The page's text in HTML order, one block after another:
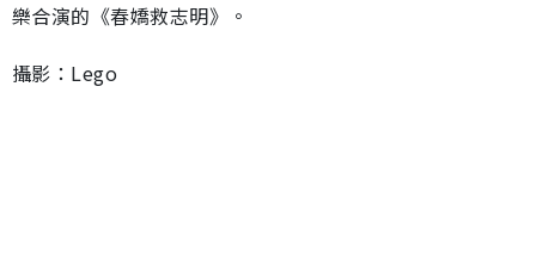
樂合演的《春嬌救志明》。
攝影：Lego